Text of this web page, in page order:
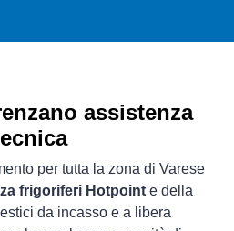
assistenza
per tutta la zona di Varese
frigoriferi Hotpoint e della
da incasso e a libera